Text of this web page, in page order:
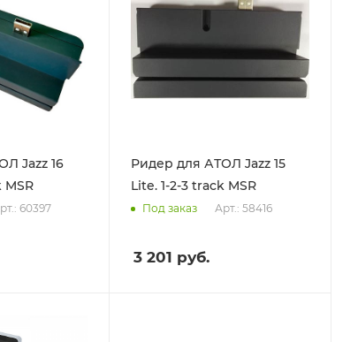
Jazz 16
MSR
60397
Ридер для АТОЛ Jazz 15
Lite. 1-2-3 track MSR
Под заказ Арт.: 58416
3 201 руб.